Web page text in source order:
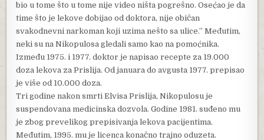
bio u tome što u tome nije video ništa pogrešno. Osećao je da
time što je lekove dobijao od doktora, nije običan
svakodnevni narkoman koji uzima nešto sa ulice.” Međutim,
neki su na Nikopulosa gledali samo kao na pomoćnika.
Između 1975. i 1977. doktor je napisao recepte za 19.000
doza lekova za Prislija. Od januara do avgusta 1977. prepisao
je više od 10.000 doza.
Tri godine nakon smrti Elvisa Prislija, Nikopulosu je
suspendovana medicinska dozvola. Godine 1981. suđeno mu
je zbog prevelikog prepisivanja lekova pacijentima.
Međutim, 1995. mu je licenca konačno trajno oduzeta.